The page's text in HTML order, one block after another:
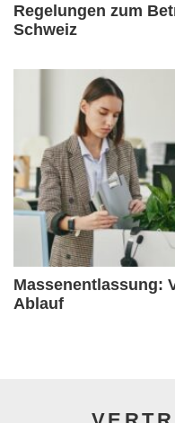
Regelungen zum
Schweiz
Massenentlassung:
Ablauf